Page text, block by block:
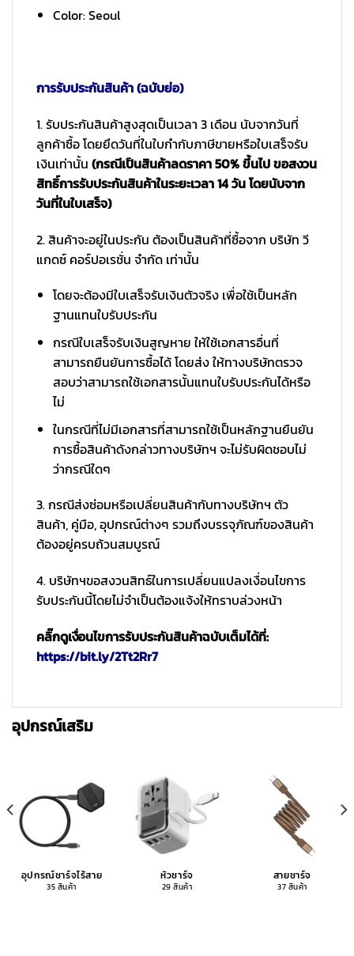
Color: Seoul
การรับประกันสินค้า (ฉบับย่อ)
1. รับประกันสินค้าสูงสุดเป็นเวลา 3 เดือน นับจากวันที่
ลูกค้าซื้อ โดยยึดวันที่ในใบกำกับภาษีขายหรือใบเสร็จรับ
เงินเท่านั้น (กรณีเป็นสินค้าลดราคา 50% ขึ้นไป ขอสงวน
สิทธิ์การรับประกันสินค้าในระยะเวลา 14 วัน โดยนับจาก
วันที่ในใบเสร็จ)
2. สินค้าจะอยู่ในประกัน ต้องเป็นสินค้าที่ซื้อจาก บริษัท วี
แกดซ์ คอร์ปอเรชั่น จำกัด เท่านั้น
โดยจะต้องมีใบเสร็จรับเงินตัวจริง เพื่อใช้เป็นหลัก
ฐานแทนใบรับประกัน
กรณีใบเสร็จรับเงินสูญหาย ให้ใช้เอกสารอื่นที่
สามารถยืนยันการซื้อได้ โดยส่ง ให้ทางบริษัทตรวจ
สอบว่าสามารถใช้เอกสารนั้นแทนใบรับประกันได้หรือ
ไม่
ในกรณีที่ไม่มีเอกสารที่สามารถใช้เป็นหลักฐานยืนยัน
การซื้อสินค้าดังกล่าวทางบริษัทฯ จะไม่รับผิดชอบไม่
ว่ากรณีใดๆ
3. กรณีส่งซ่อมหรือเปลี่ยนสินค้ากับทางบริษัทฯ ตัว
สินค้า, คู่มือ, อุปกรณ์ต่างๆ รวมถึงบรรจุภัณฑ์ของสินค้า
ต้องอยู่ครบถ้วนสมบูรณ์
4. บริษัทฯขอสงวนสิทธ์ในการเปลี่ยนแปลงเงื่อนไขการ
รับประกันนี้โดยไม่จำเป็นต้องแจ้งให้ทราบล่วงหน้า
คลิ๊กดูเงื่อนไขการรับประกันสินค้าฉบับเต็มได้ที่:
https://bit.ly/2Tt2Rr7
อุปกรณ์เสริม
อุปกรณ์ชาร์จไร้สาย
35 สินค้า
หัวชาร์จ
29 สินค้า
สายชาร์จ
37 สินค้า